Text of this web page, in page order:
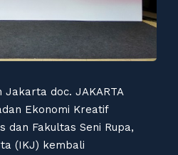
Jakarta doc. JAKARTA
Ekonomi Kreatif
dan Fakultas Seni Rupa,
(IKJ) kembali